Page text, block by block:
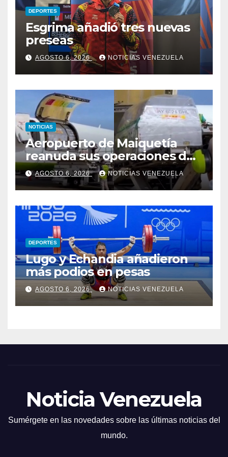
DEPORTES
Esgrima añadió tres nuevas
preseas
AGOSTO 6, 2026 NOTICIAS VENEZUELA
NOTICIAS
Aeropuerto de Maiquetía
reanuda sus operaciones de
carga con primer vuelo
desde Panamá
AGOSTO 6, 2026 NOTICIAS VENEZUELA
DEPORTES
Lugo y Echandia añadieron
más podios en pesas
AGOSTO 6, 2026 NOTICIAS VENEZUELA
Noticia Venezuela
Sumérgete en las novedades sobre las últimas noticias del
mundo.